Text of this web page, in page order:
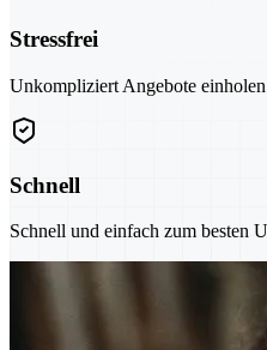
Stressfrei
Unkompliziert Angebote
Schnell
Schnell und einfach zum besten